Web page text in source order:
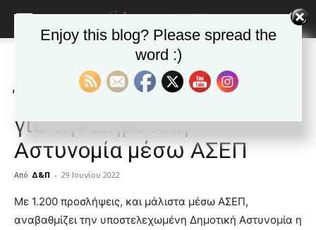
Αυτοδιοίκηση
Αυτοδιοίκηση Δημοφιλή άρθρα
Έρχονται 1.200 προσλήψεις
για την Δημοτική
Αστυνομία μέσω ΑΣΕΠ
Από Δ&Π - 29 Ιουνίου 2022
blonde
lesbians
Με 1.200 προσλήψεις, και μάλιστα μέσω ΑΣΕΠ,
αναβαθμίζει την υποστελεχωμένη Δημοτική Αστυνομία η
Enjoy this blog? Please spread the
word :)